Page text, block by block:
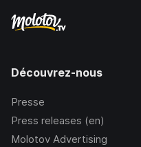
Découvrez-nous
Presse
Press releases (en)
Molotov Advertising